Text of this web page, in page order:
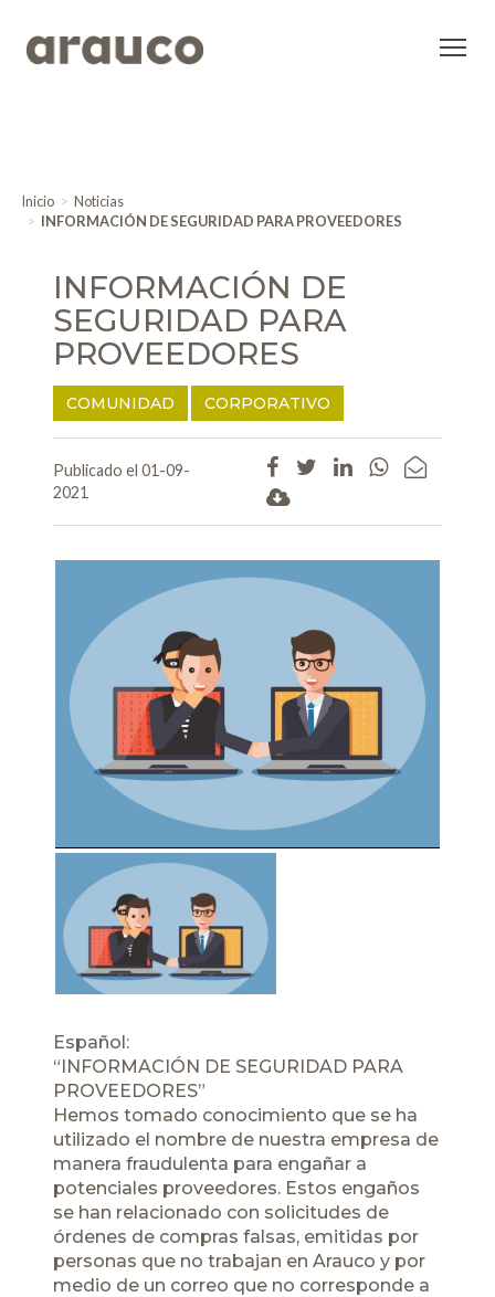
Inicio
Noticias
INFORMACIÓN DE SEGURIDAD PARA PROVEEDORES
INFORMACIÓN DE
SEGURIDAD PARA
PROVEEDORES
COMUNIDAD CORPORATIVO
Publicado el 01-09-
2021
Español:
“INFORMACIÓN DE SEGURIDAD PARA
PROVEEDORES”
Hemos tomado conocimiento que se ha
utilizado el nombre de nuestra empresa de
manera fraudulenta para engañar a
potenciales proveedores. Estos engaños
se han relacionado con solicitudes de
órdenes de compras falsas, emitidas por
personas que no trabajan en Arauco y por
medio de un correo que no corresponde a